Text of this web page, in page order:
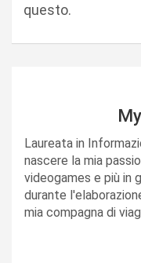
questo.
Laureata in
nascere la mia
videogames e più in
durante
mia compagna di